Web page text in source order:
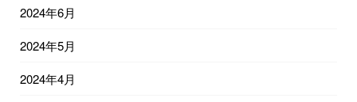
2024年6月
2024年5月
2024年4月